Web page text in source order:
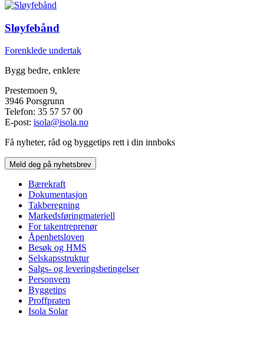
Sløyfebånd
Forenklede undertak
Bygg bedre, enklere
Prestemoen 9,
3946 Porsgrunn
Telefon: 35 57 57 00
E-post: isola@isola.no
Få nyheter, råd og byggetips rett i din innboks
Meld deg på nyhetsbrev
Bærekraft
Dokumentasjon
Takberegning
Markedsføringmateriell
For takentreprenør
Åpenhetsloven
Besøk og HMS
Selskapsstruktur
Salgs- og leveringsbetingelser
Personvern
Byggetips
Proffpraten
Isola Solar